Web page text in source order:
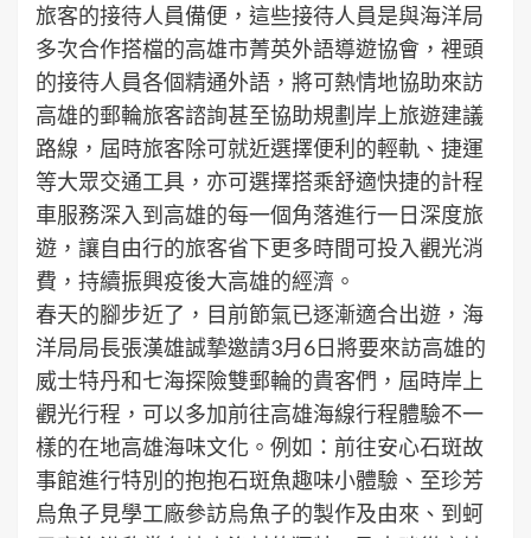
旅客的接待人員備便，這些接待人員是與海洋局
多次合作搭檔的高雄市菁英外語導遊協會，裡頭
的接待人員各個精通外語，將可熱情地協助來訪
高雄的郵輪旅客諮詢甚至協助規劃岸上旅遊建議
路線，屆時旅客除可就近選擇便利的輕軌、捷運
等大眾交通工具，亦可選擇搭乘舒適快捷的計程
車服務深入到高雄的每一個角落進行一日深度旅
遊，讓自由行的旅客省下更多時間可投入觀光消
費，持續振興疫後大高雄的經濟。
春天的腳步近了，目前節氣已逐漸適合出遊，海
洋局局長張漢雄誠摯邀請3月6日將要來訪高雄的
威士特丹和七海探險雙郵輪的貴客們，屆時岸上
觀光行程，可以多加前往高雄海線行程體驗不一
樣的在地高雄海味文化。例如：前往安心石斑故
事館進行特別的抱抱石斑魚趣味小體驗、至珍芳
烏魚子見學工廠參訪烏魚子的製作及由來、到蚵